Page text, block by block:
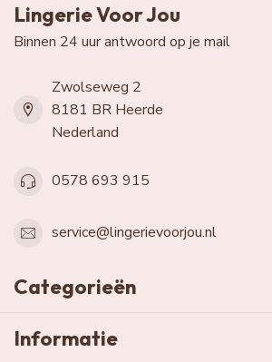
Lingerie Voor Jou
Binnen 24 uur antwoord op je mail
Zwolseweg 2
8181 BR Heerde
Nederland
0578 693 915
service@lingerievoorjou.nl
Categorieën
Informatie